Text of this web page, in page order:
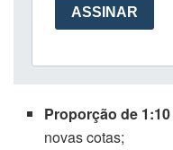
Proporção de 1:10
novas cotas;